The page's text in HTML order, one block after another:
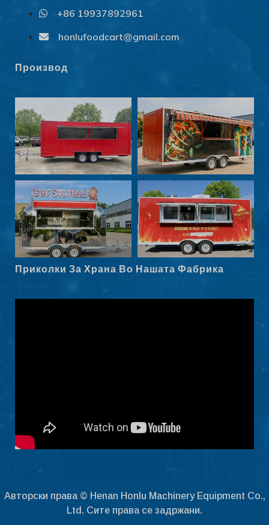
+86 19937892961
honlufoodcart@gmail.com
Производ
Приколки За Храна Во Нашата Фабрика
Авторски права © Henan Honlu Machinery Equipment Co.,
Ltd. Сите права се задржани.
Español
Français
Italiano
Português
Slovenščina
Latviešu valoda
Dansk
Hrvatski
Српски језик
Norsk nynorsk
Maori
Eesti
Български
Slovenčina